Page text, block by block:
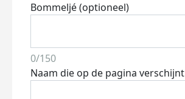
Bommeljé (optioneel)
0/150
Naam die op de pagina verschijnt